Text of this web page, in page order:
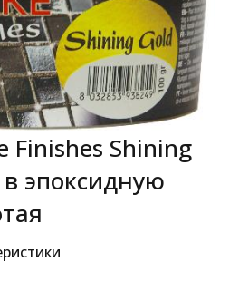
Finishes Shining
эпоксидную